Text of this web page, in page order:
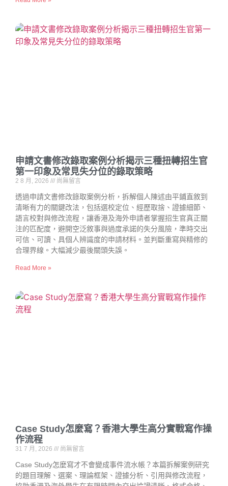
申請文書修改錄取案例分析揭示三種扭轉招生官
第一印象及常見失分位的錄取策略
2 8 月, 2026 尚無留言
透過申請文書修改錄取案例分析，拆解個人陳述由平鋪直敘到
清晰有力的關鍵改法，包括選校定位、經歷取捨、證據細節、
語言校對與修改流程，讓香港及海外申請者掌握招生官真正關
注的匹配度，避開空泛敘事與過度承諾的失分風險，準時交出
可信、可讀、具個人辨識度的申請材料。並判斷重寫與精修的
合理界線。大幅減少最後關頭失誤。
Read More »
Case Study怎麼寫？香港大學生高分實戰寫作操
作流程
31 7 月, 2026 尚無留言
Case Study怎麼寫才不會變成事件流水帳？本篇拆解案例研究
的題目理解、選案、理論框架、證據分析、引用與修改流程，